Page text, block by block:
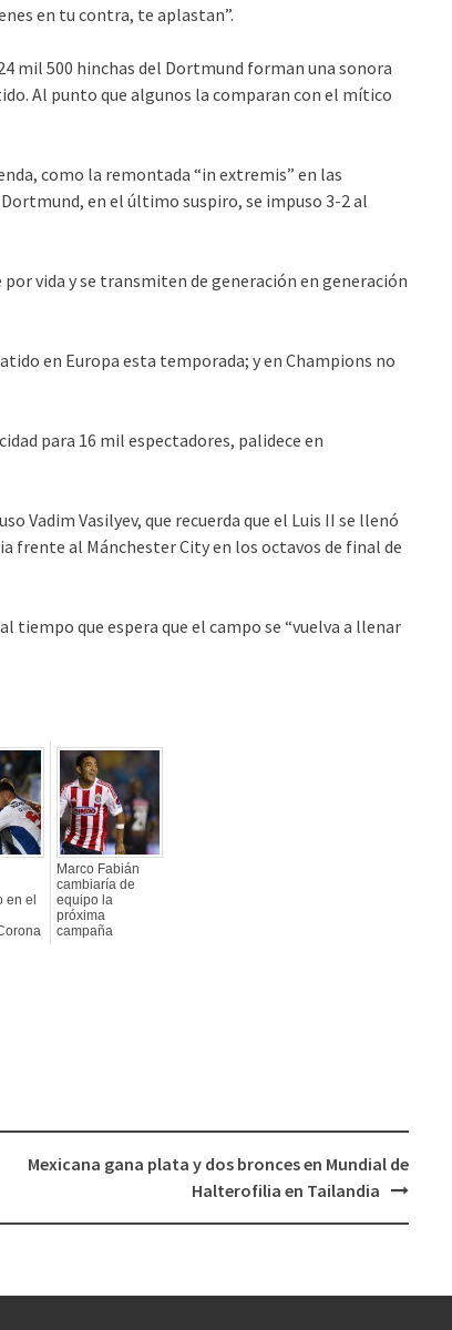
en tu contra, te aplastan”.
mil 500 hinchas del Dortmund forman una sonora
Al punto que algunos la comparan con el mítico
como la remontada “in extremis” en las
en el último suspiro, se impuso 3-2 al
vida y se transmiten de generación en generación
en Europa esta temporada; y en Champions no
para 16 mil espectadores, palidece en
Vadim Vasilyev, que recuerda que el Luis II se llenó
frente al Mánchester City en los octavos de final de
tiempo que espera que el campo se “vuelva a llenar
en el
Marco Fabián
cambiaría de
equipo la
próxima
campaña
Mexicana gana plata y dos bronces en Mundial de
Halterofilia en Tailandia